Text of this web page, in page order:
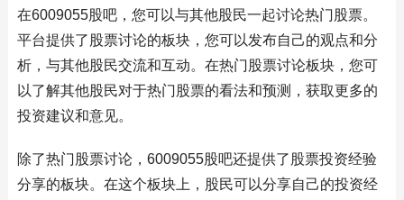
在6009055股吧，您可以与其他股民一起讨论热门股票。
平台提供了股票讨论的板块，您可以发布自己的观点和分
析，与其他股民交流和互动。在热门股票讨论板块，您可
以了解其他股民对于热门股票的看法和预测，获取更多的
投资建议和意见。
除了热门股票讨论，6009055股吧还提供了股票投资经验
分享的板块。在这个板块上，股民可以分享自己的投资经